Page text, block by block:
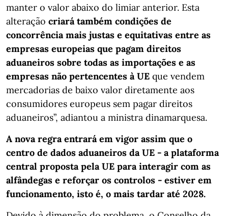
manter o valor abaixo do limiar anterior. Esta
alteração criará também condições de
concorrência mais justas e equitativas entre as
empresas europeias que pagam direitos
aduaneiros sobre todas as importações e as
empresas não pertencentes à UE que vendem
mercadorias de baixo valor diretamente aos
consumidores europeus sem pagar direitos
aduaneiros”, adiantou a ministra dinamarquesa.
A nova regra entrará em vigor assim que o
centro de dados aduaneiros da UE - a plataforma
central proposta pela UE para interagir com as
alfândegas e reforçar os controlos - estiver em
funcionamento, isto é, o mais tardar até 2028.